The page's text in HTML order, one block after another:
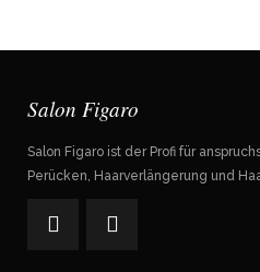
Salon Figaro
Salon Figaro ist der Profi für
Perücken, Haarverlängerung und